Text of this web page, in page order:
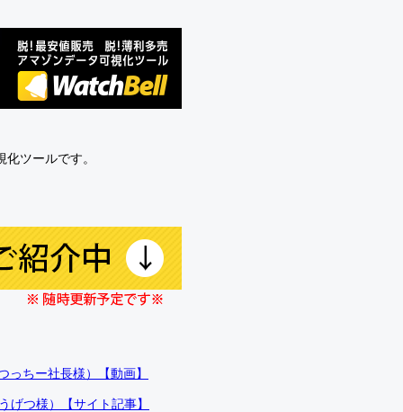
ツールです。
ちー社長様）【動画】
げつ様）【サイト記事】